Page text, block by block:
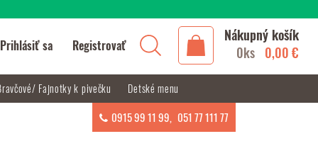
Prihlásiť sa Registrovať
Nákupný košík
0ks 0,00 €
Fajnotky k pivečku Detské menu
0915 99 11 99, 051 77 111 77